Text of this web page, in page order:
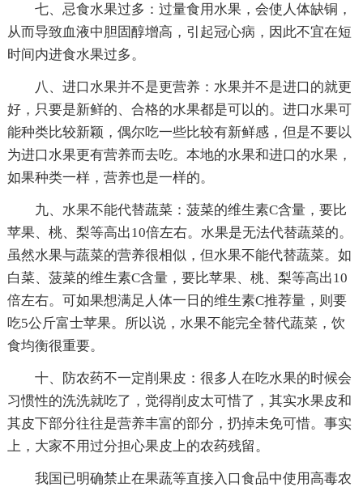
七、忌食水果过多：过量食用水果，会使人体缺铜，
从而导致血液中胆固醇增高，引起冠心病，因此不宜在短
时间内进食水果过多。
八、进口水果并不是更营养：水果并不是进口的就更
好，只要是新鲜的、合格的水果都是可以的。进口水果可
能种类比较新颖，偶尔吃一些比较有新鲜感，但是不要以
为进口水果更有营养而去吃。本地的水果和进口的水果，
如果种类一样，营养也是一样的。
九、水果不能代替蔬菜：菠菜的维生素C含量，要比
苹果、桃、梨等高出10倍左右。水果是无法代替蔬菜的。
虽然水果与蔬菜的营养很相似，但水果不能代替蔬菜。如
白菜、菠菜的维生素C含量，要比苹果、桃、梨等高出10
倍左右。可如果想满足人体一日的维生素C推荐量，则要
吃5公斤富士苹果。所以说，水果不能完全替代蔬菜，饮
食均衡很重要。
十、防农药不一定削果皮：很多人在吃水果的时候会
习惯性的洗洗就吃了，觉得削皮太可惜了，其实水果皮和
其皮下部分往往是营养丰富的部分，扔掉未免可惜。事实
上，大家不用过分担心果皮上的农药残留。
我国已明确禁止在果蔬等直接入口食品中使用高毒农